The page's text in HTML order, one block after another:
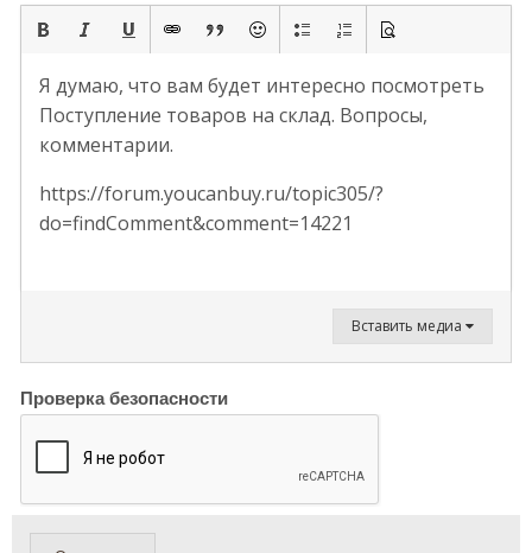
Я думаю, что вам будет интересно посмотреть
Поступление товаров на склад. Вопросы,
комментарии.
https://forum.youcanbuy.ru/topic305/?
do=findComment&comment=14221
Вставить медиа
Проверка безопасности